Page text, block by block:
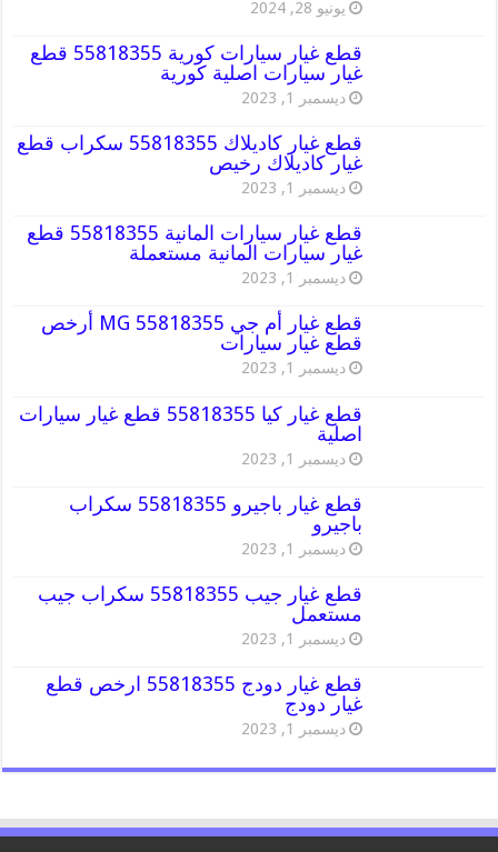
يونيو 28, 2024
قطع غيار سيارات كورية 55818355 قطع
غيار سيارات اصلية كورية
ديسمبر 1, 2023
قطع غيار كاديلاك 55818355 سكراب قطع
غيار كاديلاك رخيص
ديسمبر 1, 2023
قطع غيار سيارات المانية 55818355 قطع
غيار سيارات المانية مستعملة
ديسمبر 1, 2023
قطع غيار أم جي MG 55818355 أرخص
قطع غيار سيارات
ديسمبر 1, 2023
قطع غيار كيا 55818355 قطع غيار سيارات
اصلية
ديسمبر 1, 2023
قطع غيار باجيرو 55818355 سكراب
باجيرو
ديسمبر 1, 2023
قطع غيار جيب 55818355 سكراب جيب
مستعمل
ديسمبر 1, 2023
قطع غيار دودج 55818355 ارخص قطع
غيار دودج
ديسمبر 1, 2023